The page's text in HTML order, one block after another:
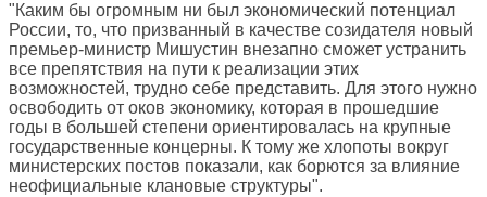
"Каким бы огромным ни был экономический потенциал
России, то, что призванный в качестве созидателя новый
премьер-министр Мишустин внезапно сможет устранить
все препятствия на пути к реализации этих
возможностей, трудно себе представить. Для этого нужно
освободить от оков экономику, которая в прошедшие
годы в большей степени ориентировалась на крупные
государственные концерны. К тому же хлопоты вокруг
министерских постов показали, как борются за влияние
неофициальные клановые структуры".